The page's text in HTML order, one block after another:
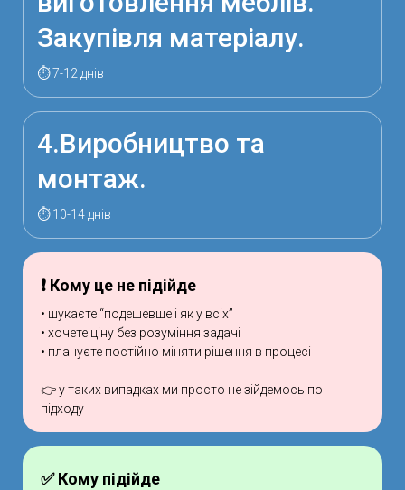
Закупівля матеріалу.
⏱ 7-12 днів
4.Виробництво та
монтаж.
⏱ 10-14 днів
❗ Кому це не підійде
• шукаєте “подешевше і як у всіх”
• хочете ціну без розуміння задачі
• плануєте постійно міняти рішення в процесі
👉 у таких випадках ми просто не зійдемось по
підходу
✅ Кому підійде